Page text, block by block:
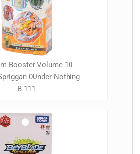
Booster Volume 10
0Under Nothing
B 111